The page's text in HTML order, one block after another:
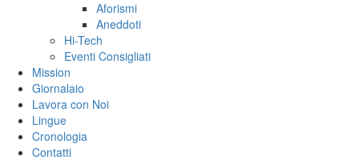
Aforismi
Aneddoti
Hi-Tech
Eventi Consigliati
Mission
Giornalaio
Lavora con Noi
Lingue
Cronologia
Contatti